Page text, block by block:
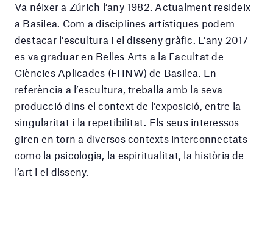
Va néixer a Zúrich l’any 1982. Actualment resideix
a Basilea. Com a disciplines artístiques podem
destacar l’escultura i el disseny gràfic. L’any 2017
es va graduar en Belles Arts a la Facultat de
Ciències Aplicades (FHNW) de Basilea. En
referència a l’escultura, treballa amb la seva
producció dins el context de l’exposició, entre la
singularitat i la repetibilitat. Els seus interessos
giren en torn a diversos contexts interconnectats
como la psicologia, la espiritualitat, la història de
l’art i el disseny.